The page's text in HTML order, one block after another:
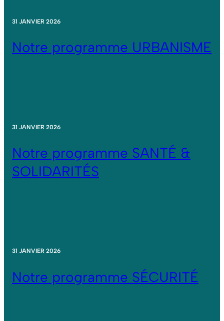
31 JANVIER 2026
Notre programme URBANISME
31 JANVIER 2026
Notre programme SANTÉ &
SOLIDARITÉS
31 JANVIER 2026
Notre programme SÉCURITÉ